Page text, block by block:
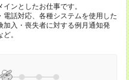
ンとしたお仕事です。
話対応、各種システムを使用した
加入・喪失者に対する例月通知発
。